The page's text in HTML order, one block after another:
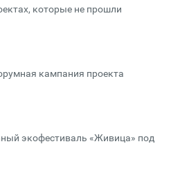
которые не прошли
кампания проекта
экофестиваль «Живица» под